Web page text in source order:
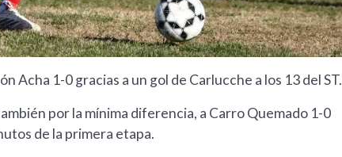
Acha 1-0 gracias a un gol de Carlucche a los 13 del ST.
por la mínima diferencia, a Carro Quemado 1-0
de la primera etapa.